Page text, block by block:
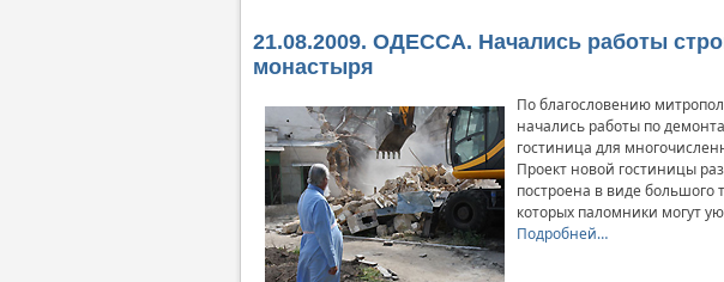
21.08.2009. ОДЕССА. Начались работы
монастыря
По благословению
начались работы по
гостиница для
Проект новой гостиницы
построена в виде большого
которых паломники могут
Подробней…